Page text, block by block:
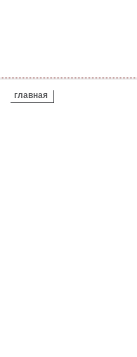
ВЫ ЗДЕСЬ
главная